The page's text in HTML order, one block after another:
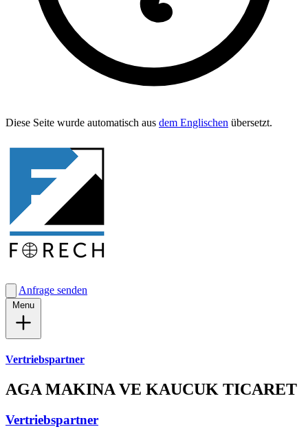
Diese Seite wurde automa­tisch aus dem Englis­chen übersetzt.
Anfrage senden
Vertriebspartner
AGA MAKINA VE KAUCUK TICARET
Vertriebspartner